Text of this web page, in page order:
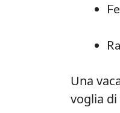
Una
voglia